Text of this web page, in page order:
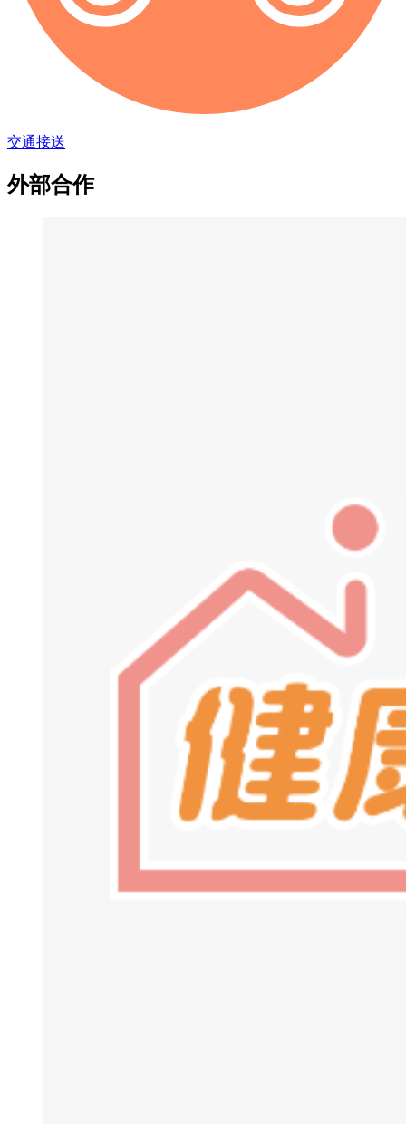
交通接送
外部合作